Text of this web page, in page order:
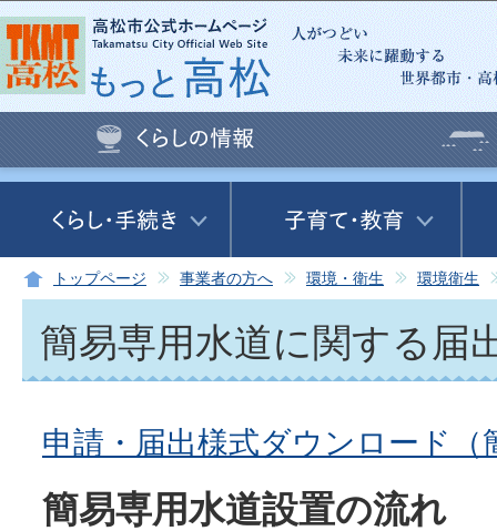
この
トップページ 事業者の方へ 環境・衛生 環境衛生
簡易専用水道に関する届
申請・届出様式ダウンロード（
簡易専用水道設置の流れ